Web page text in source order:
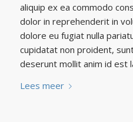
aliquip ex ea commodo
dolor in reprehenderit in
dolore eu fugiat nulla
cupidatat non proident,
deserunt mollit anim id est
Lees meer